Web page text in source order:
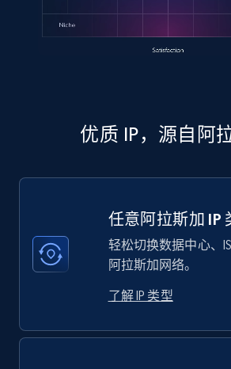
优质 IP，源自阿
任意阿拉斯加 IP
轻松切换数据中心、
阿拉斯加网络。
了解 IP 类型